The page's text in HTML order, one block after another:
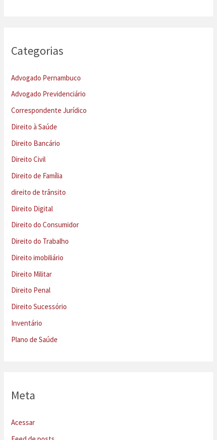
Categorias
Advogado Pernambuco
Advogado Previdenciário
Correspondente Jurídico
Direito à Saúde
Direito Bancário
Direito Civil
Direito de Família
direito de trânsito
Direito Digital
Direito do Consumidor
Direito do Trabalho
Direito imobiliário
Direito Militar
Direito Penal
Direito Sucessório
Inventário
Plano de Saúde
Meta
Acessar